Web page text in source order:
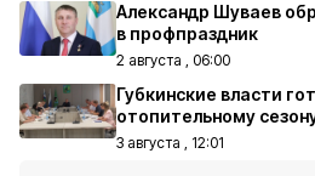
Александр Шуваев
в профпраздник
2 августа , 06:00
Губкинские власти
отопительному
3 августа , 12:01